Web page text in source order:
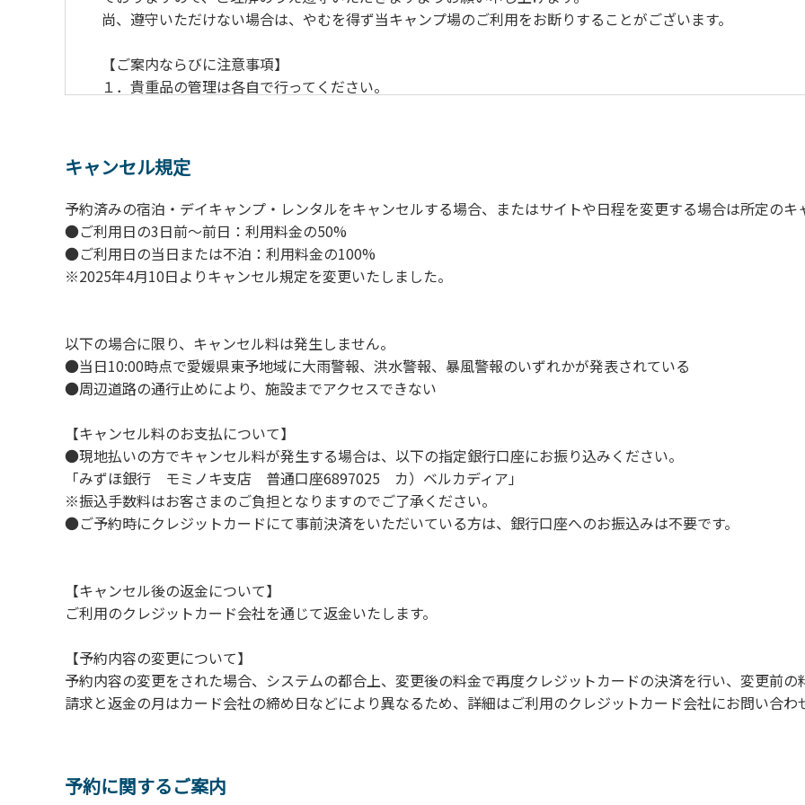
尚、遵守いただけない場合は、やむを得ず当キャンプ場のご利⽤をお断りすることがございます。
【ご案内ならびに注意事項】
１．貴重品の管理は各⾃で⾏ってください。
４．ゴミ（炭含む）は全てお持ち帰りください。
５．暴⼒団等反社会勢⼒及びその関係者ならびに公共の秩序、善良の⾵俗に反する恐れのある場合には、ご利
６．不可抗⼒以外の事由により建造物、家具、備品、その他の物品を損傷、紛失、汚染させた場合には、相
７．当キャンプ場内（駐⾞場を含む）での事故や盗難などにつきましては、⼀切の責任を負いかねます。
８．⾞中で宿泊される場合は、必ずエンジンを停⽌してください。
９．レンタル品はビジターセンターに返却してください。
１．花⽕（⼿持ちや打ち上げなど全て）
２．地⾯への直⽕による焚き⽕、BBQ、キャンプファイヤー
３．硬いボールでの野球、キャッチボール・サッカー
４．芝⽣をいためる恐れのある⾏為
５．⼤きな⾳で⾳楽や楽器などを鳴らす⾏為及びカラオケ
６．発電機の使⽤
７．申込みされたサイト以外のサイトの利⽤や共⽤部の占有⾏為
８．許可無く広告物の配布や掲⽰または物品の販売等を⾏なうこと
９．その他周りに迷惑となるような⾏為（夜間の⼤声での談笑等）や他⼈に嫌悪感を与えるような⾏為
１０．ペット同伴での利⽤
キャンセル規定
予約済みの宿泊・デイキャンプ・レンタルをキャンセルする場合、またはサイトや日程を変更する場合は所定のキ
●ご利用日の3日前～前日：利用料金の50%
●ご利用日の当日または不泊：利用料金の100%
※2025年4月10日よりキャンセル規定を変更いたしました。
以下の場合に限り、キャンセル料は発生しません。
●当日10:00時点で愛媛県東予地域に大雨警報、洪水警報、暴風警報のいずれかが発表されている
●周辺道路の通行止めにより、施設までアクセスできない
【キャンセル料のお支払について】
●現地払いの方でキャンセル料が発生する場合は、以下の指定銀行口座にお振り込みください。
「みずほ銀行 モミノキ支店 普通口座6897025 カ）ベルカディア」
※振込手数料はお客さまのご負担となりますのでご了承ください。
●ご予約時にクレジットカードにて事前決済をいただいている方は、銀行口座へのお振込みは不要です。
【キャンセル後の返金について】
ご利用のクレジットカード会社を通じて返金いたします。
【予約内容の変更について】
予約内容の変更をされた場合、システムの都合上、変更後の料金で再度クレジットカードの決済を行い、変更前の
請求と返金の月はカード会社の締め日などにより異なるため、詳細はご利用のクレジットカード会社にお問い合わ
予約に関するご案内